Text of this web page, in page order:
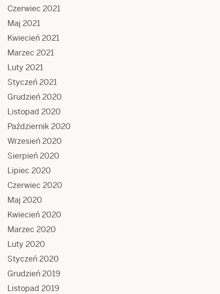
Czerwiec 2021
Maj 2021
Kwiecień 2021
Marzec 2021
Luty 2021
Styczeń 2021
Grudzień 2020
Listopad 2020
Październik 2020
Wrzesień 2020
Sierpień 2020
Lipiec 2020
Czerwiec 2020
Maj 2020
Kwiecień 2020
Marzec 2020
Luty 2020
Styczeń 2020
Grudzień 2019
Listopad 2019